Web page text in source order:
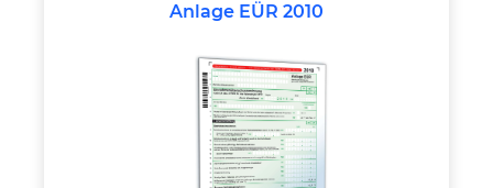
Anlage EÜR 2010